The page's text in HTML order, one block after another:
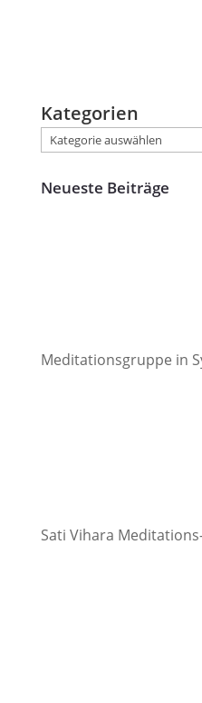
Kategorien
Neueste Beiträge
Meditationsgruppe in
Sati Vihara